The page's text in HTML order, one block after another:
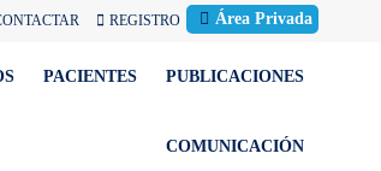
REGISTRO Área Privada
PACIENTES PUBLICACIONES
COMUNICACIÓN